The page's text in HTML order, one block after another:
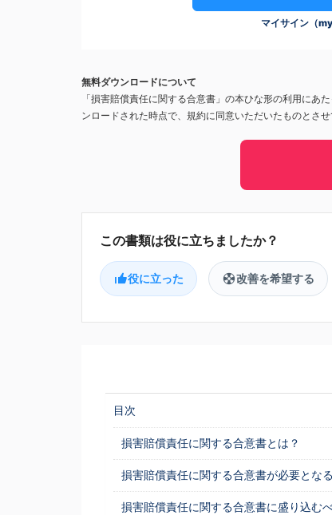
マイサイン（
無料ダウンロードについて
「損害賠償責任に関する合意書」の本ひな形の利用にあ
ンロードされた時点で、規約に同意いただいたものとさせ
役に立った 改善を希望する
目次
損害賠償責任に関する合意書とは？
損害賠償責任に関する合意書が必要とな
損害賠償責任に関する合意書に盛り込む